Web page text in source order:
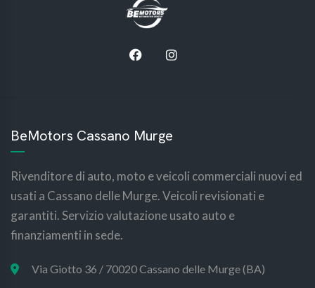
BeMotors Cassano Murge
Rivenditore di auto, moto e veicoli commerciali nuovi ed
usati a Cassano delle Murge. Veicoli revisionati e
garantiti. Servizio valutazione usato auto e
finanziamenti in sede.
Via Giotto 36 / 70020 Cassano delle Murge (BA)